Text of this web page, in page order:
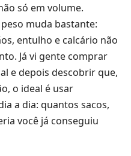
só em volume.
muda bastante:
entulho e calcário não
Já vi gente comprar
e depois descobrir que,
o ideal é usar
a dia: quantos sacos,
você já conseguiu